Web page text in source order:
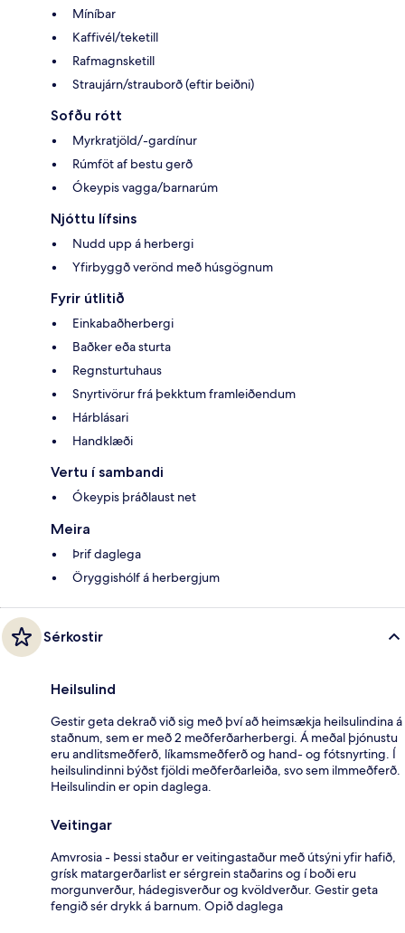
Míníbar
Kaffivél/teketill
Rafmagnsketill
Straujárn/strauborð (eftir beiðni)
Sofðu rótt
Myrkratjöld/-gardínur
Rúmföt af bestu gerð
Ókeypis vagga/barnarúm
Njóttu lífsins
Nudd upp á herbergi
Yfirbyggð verönd með húsgögnum
Fyrir útlitið
Einkabaðherbergi
Baðker eða sturta
Regnsturtuhaus
Snyrtivörur frá þekktum framleiðendum
Hárblásari
Handklæði
Vertu í sambandi
Ókeypis þráðlaust net
Meira
Þrif daglega
Öryggishólf á herbergjum
Sérkostir
Heilsulind
Gestir geta dekrað við sig með því að heimsækja heilsulindina á
staðnum, sem er með 2 meðferðarherbergi. Á meðal þjónustu
eru andlitsmeðferð, líkamsmeðferð og hand- og fótsnyrting. Í
heilsulindinni býðst fjöldi meðferðarleiða, svo sem ilmmeðferð.
Heilsulindin er opin daglega.
Veitingar
Amvrosia - Þessi staður er veitingastaður með útsýni yfir hafið,
grísk matargerðarlist er sérgrein staðarins og í boði eru
morgunverður, hádegisverður og kvöldverður. Gestir geta
fengið sér drykk á barnum. Opið daglega